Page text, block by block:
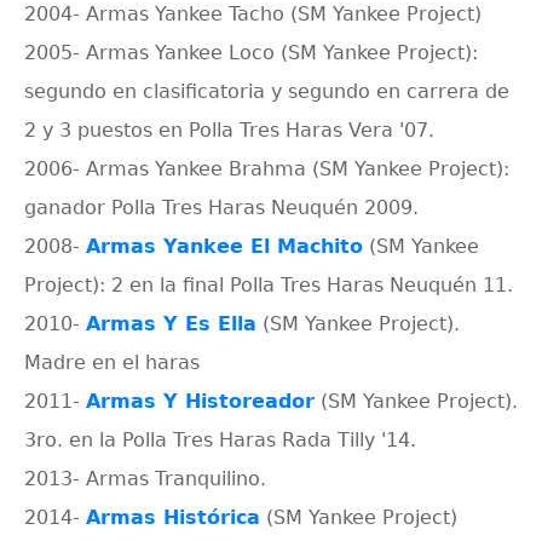
2004- Armas Yankee Tacho (SM Yankee Project)
2005- Armas Yankee Loco (SM Yankee Project):
segundo en clasificatoria y segundo en carrera de
2 y 3 puestos en Polla Tres Haras Vera '07.
2006- Armas Yankee Brahma (SM Yankee Project):
ganador Polla Tres Haras Neuquén 2009.
2008- Armas Yankee El Machito (SM Yankee
Project): 2 en la final Polla Tres Haras Neuquén 11.
2010- Armas Y Es Ella (SM Yankee Project).
Madre en el haras
2011- Armas Y Historeador (SM Yankee Project).
3ro. en la Polla Tres Haras Rada Tilly '14.
2013- Armas Tranquilino.
2014- Armas Histórica (SM Yankee Project)